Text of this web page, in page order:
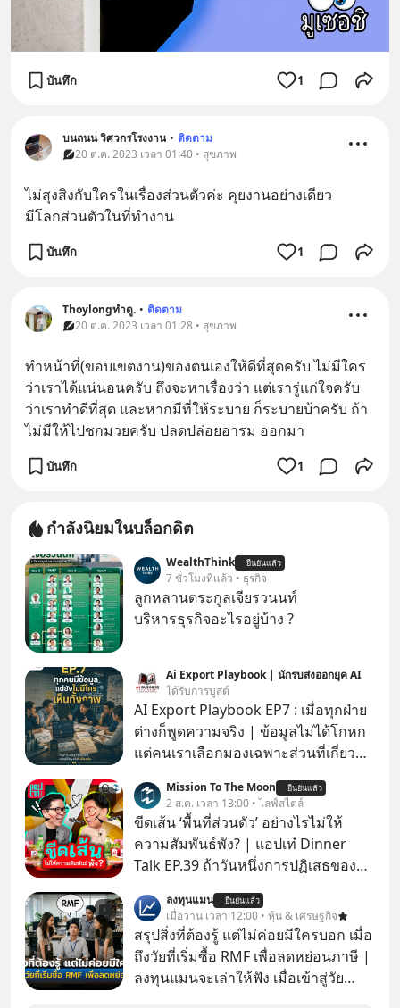
บันทึก 1
บนถนน วิศวกรโรงงาน • ติดตาม
20 ต.ค. 2023 เวลา 01:40 • สุขภาพ
ไม่สุงสิงกับใครในเรื่องส่วนตัวค่ะ คุยงานอย่างเดียว
มีโลกส่วนตัวในที่ทำงาน
บันทึก 1
Thoylongทำดู. • ติดตาม
20 ต.ค. 2023 เวลา 01:28 • สุขภาพ
ทำหน้าที่(ขอบเขตงาน)ของตนเองให้ดีที่สุดครับ ไม่มีใคร
ว่าเราได้แน่นอนครับ ถึงจะหาเรื่องว่า แต่เรารู่แก่ใจครับ
ว่าเราทำดีที่สุด และหากมีที่ให้ระบาย ก็ระบายบ้าครับ ถ้า
ไม่มีให้ไปชกมวยครับ ปลดปล่อยอารม ออกมา
บันทึก 1
กำลังนิยมในบล็อกดิต
WealthThink ยืนยันแล้ว
7 ชั่วโมงที่แล้ว • ธุรกิจ
ลูกหลานตระกูลเจียรวนนท์
บริหารธุรกิจอะไรอยู่บ้าง ?
Ai Export Playbook | นักรบส่งออกยุค AI
ได้รับการบูสต์
AI Export Playbook EP7 : เมื่อทุกฝ่าย
ต่างก็พูดความจริง | ข้อมูลไม่ได้โกหก
แต่คนเราเลือกมองเฉพาะส่วนที่เกี่ยวกับ
Mission To The Moon ยืนยันแล้ว
2 ส.ค. เวลา 13:00 • ไลฟ์สไตล์
ขีดเส้น ‘พื้นที่ส่วนตัว’ อย่างไรไม่ให้
ความสัมพันธ์พัง? | แอปเท๋ Dinner
Talk EP.39 ถ้าวันหนึ่งการปฏิเสธของ
ตั้งกำแพงใส่และมองว่าเราเห็นแก่ตัวทั้ง
ที่เราเองก็ไม่เคยปฏิเสธใครอย่างนี้มา
ก่อน แต่พอตั้งใจจะ ‘สร้างขอบเขต’ เพื่อ
ตัวเองดูสักครั้ง กลับทำให้เกิดรอยร้าว
ในความสัมพันธ์เสียอย่างนั้น โดยราย
ลงทุนแมน ยืนยันแล้ว
เมื่อวาน เวลา 12:00 • หุ้น & เศรษฐกิจ
สรุปสิ่งที่ต้องรู้ แต่ไม่ค่อยมีใครบอก เมื่อ
ถึงวัยที่เริ่มซื้อ RMF เพื่อลดหย่อนภาษี |
ลงทุนแมนจะเล่าให้ฟัง เมื่อเข้าสู่วัย